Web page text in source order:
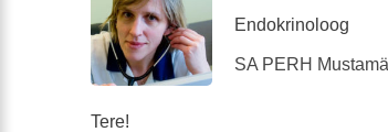
Endokrinoloog
SA PERH
Tere!